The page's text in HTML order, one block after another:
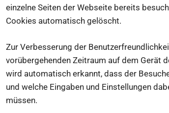
einzelne Seiten der Webseite bereits
Cookies automatisch gelöscht.
Zur Verbesserung der
vorübergehenden Zeitraum auf dem Gerät
wird automatisch erkannt, dass der
und welche Eingaben und Einstellungen
müssen.